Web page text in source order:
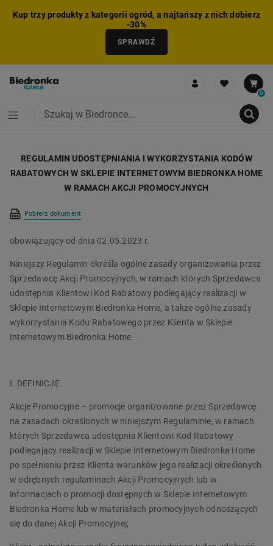
Kup trzy produkty z kategorii ogród, a najtańszy z nich dobierz
-30%
SPRAWDŹ
0
DODANO PRODUKT DO KOSZYKA
ZMNIEJSZONO LICZBĘ PRODUKTÓW
USUNIĘTO PRODUKT Z KOSZYKA
ZESTAW DODANY DO KOSZYKA
NIE MOŻNA BYŁO DODAĆ CAŁEGO ZESTAWU DO KOSZYKA
REGULAMIN UDOSTĘPNIANIA I WYKORZYSTANIA KODÓW
RABATOWYCH W SKLEPIE INTERNETOWYM BIEDRONKA HOME
W RAMACH AKCJI PROMOCYJNYCH
Pobierz dokument
obowiązujący od dnia 02.05.2023 r.
Niniejszy Regulamin określa ogólne zasady organizowania przez
Sprzedawcę Akcji Promocyjnych, w ramach których Sprzedawca
udostępnia Klientowi Kod Rabatowy podlegający realizacji w
Sklepie Internetowym Biedronka Home, a także ogólne zasady
wykorzystania Kodu Rabatowego przez Klienta w Sklepie
Internetowym Biedronka Home.
I. DEFINICJE
Akcje Promocyjne – promocje organizowane przez Sprzedawcę
na zasadach określonych w niniejszym Regulaminie, w ramach
których Sprzedawca udostępnia Klientowi Kod Rabatowy
podlegający realizacji w Sklepie Internetowym Biedronka Home
po spełnieniu przez Klienta warunków jego realizacji określonych
w odrębnych regulaminach Akcji Promocyjnych lub w
informacjach o promocji dostępnych w Sklepie Internetowym
Biedronka Home lub w materiałach promocyjnych odnoszących
się do danej Akcji Promocyjnej;